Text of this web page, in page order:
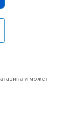
и может